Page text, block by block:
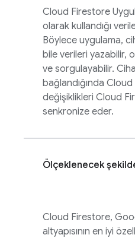
Cloud Firestore
olarak kullandığı
Böylece uygulama,
bile verileri yazabilir,
ve sorgulayabilir.
bağlandığında Cloud
değişiklikleri Cloud
senkronize eder.
Ölçeklenecek
Cloud Firestore,
altyapısının en iyi